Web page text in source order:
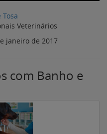
Tosa
Veterinários
janeiro de 2017
com Banho e